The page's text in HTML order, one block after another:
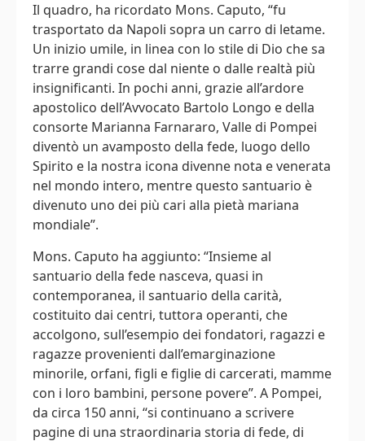
Il quadro, ha ricordato Mons. Caputo, “fu
trasportato da Napoli sopra un carro di letame.
Un inizio umile, in linea con lo stile di Dio che sa
trarre grandi cose dal niente o dalle realtà più
insignificanti. In pochi anni, grazie all’ardore
apostolico dell’Avvocato Bartolo Longo e della
consorte Marianna Farnararo, Valle di Pompei
diventò un avamposto della fede, luogo dello
Spirito e la nostra icona divenne nota e venerata
nel mondo intero, mentre questo santuario è
divenuto uno dei più cari alla pietà mariana
mondiale”.
Mons. Caputo ha aggiunto: “Insieme al
santuario della fede nasceva, quasi in
contemporanea, il santuario della carità,
costituito dai centri, tuttora operanti, che
accolgono, sull’esempio dei fondatori, ragazzi e
ragazze provenienti dall’emarginazione
minorile, orfani, figli e figlie di carcerati, mamme
con i loro bambini, persone povere”. A Pompei,
da circa 150 anni, “si continuano a scrivere
pagine di una straordinaria storia di fede, di